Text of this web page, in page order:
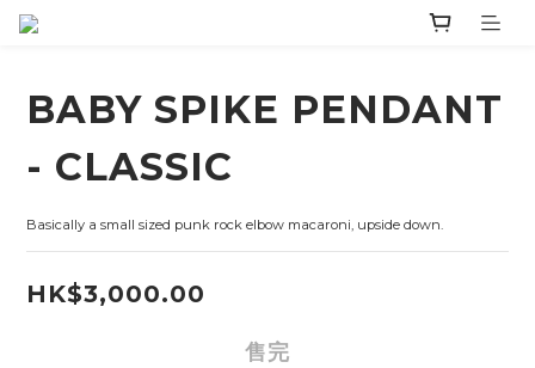
BABY SPIKE PENDANT
- CLASSIC
Basically a small sized punk rock elbow macaroni, upside down.
HK$3,000.00
售完